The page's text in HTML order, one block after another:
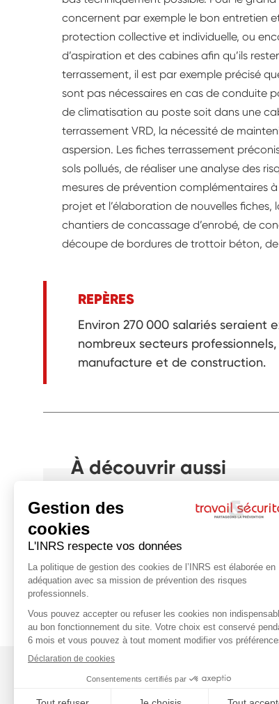
concernent par exemple le bon entretien
protection collective et individuelle, ou
d’aspiration et des cabines afin qu’ils
terrassement, il est par exemple précisé
sont pas nécessaires en cas de conduite
de climatisation au poste soit dans une
terrassement VRD, la nécessité de
aspersion. Les fiches terrassement
sols pollués, de réaliser une analyse des
mesures de prévention complémentaires
projet et l’élaboration de nouvelles fiches,
chantiers de concassage d’enrobé, de
découpe de bordures de trottoir béton,
REPÈRES
Environ 270 000 salariés seraient
nombreux secteurs
manufacture et de construction.
À découvrir aussi
Concours vidéo
Les jeunes filment les risques